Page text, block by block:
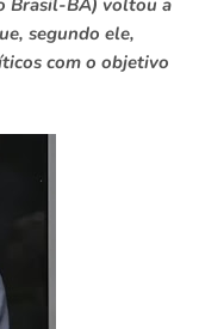
Brasil-BA) voltou a
segundo ele,
com o objetivo